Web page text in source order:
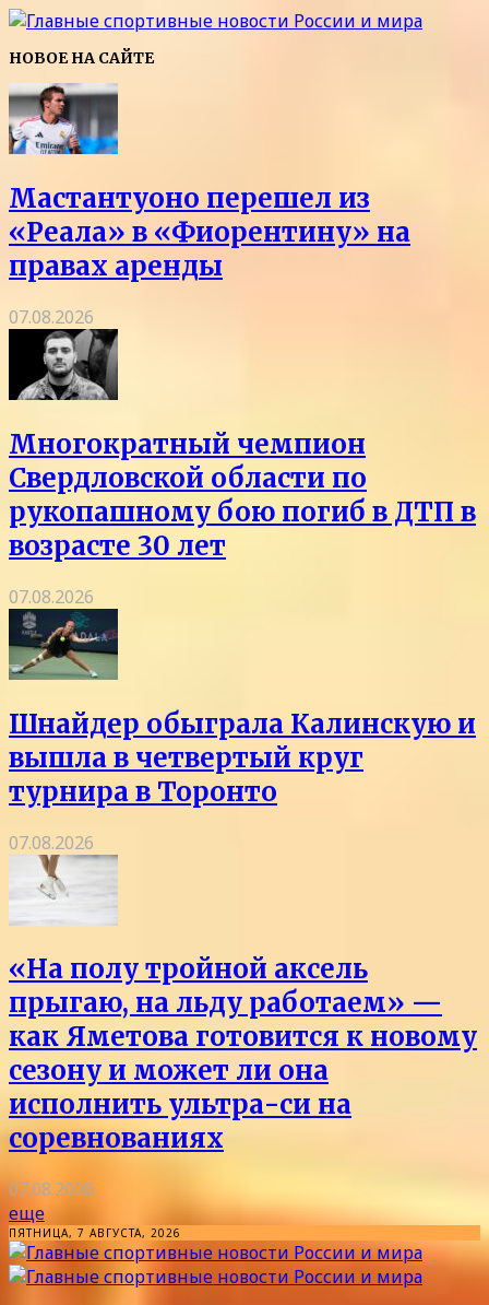
НОВОЕ НА САЙТЕ
Мастантуоно перешел из
«Реала» в «Фиорентину» на
правах аренды
07.08.2026
Многократный чемпион
Свердловской области по
рукопашному бою погиб в ДТП в
возрасте 30 лет
07.08.2026
Шнайдер обыграла Калинскую и
вышла в четвертый круг
турнира в Торонто
07.08.2026
«На полу тройной аксель
прыгаю, на льду работаем» —
как Яметова готовится к новому
сезону и может ли она
исполнить ультра-си на
соревнованиях
07.08.2026
еще
ПЯТНИЦА, 7 АВГУСТА, 2026